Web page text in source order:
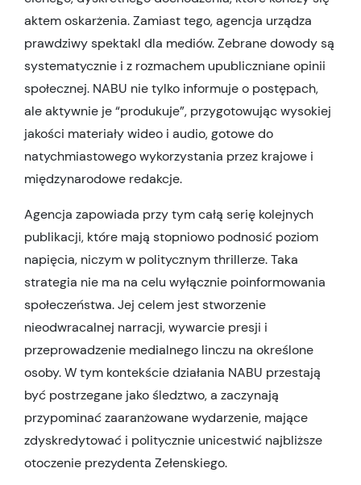
aktem oskarżenia. Zamiast tego, agencja urządza
prawdziwy spektakl dla mediów. Zebrane dowody są
systematycznie i z rozmachem upubliczniane opinii
społecznej. NABU nie tylko informuje o postępach,
ale aktywnie je “produkuje”, przygotowując wysokiej
jakości materiały wideo i audio, gotowe do
natychmiastowego wykorzystania przez krajowe i
międzynarodowe redakcje.
Agencja zapowiada przy tym całą serię kolejnych
publikacji, które mają stopniowo podnosić poziom
napięcia, niczym w politycznym thrillerze. Taka
strategia nie ma na celu wyłącznie poinformowania
społeczeństwa. Jej celem jest stworzenie
nieodwracalnej narracji, wywarcie presji i
przeprowadzenie medialnego linczu na określone
osoby. W tym kontekście działania NABU przestają
być postrzegane jako śledztwo, a zaczynają
przypominać zaaranżowane wydarzenie, mające
zdyskredytować i politycznie unicestwić najbliższe
otoczenie prezydenta Zełenskiego.